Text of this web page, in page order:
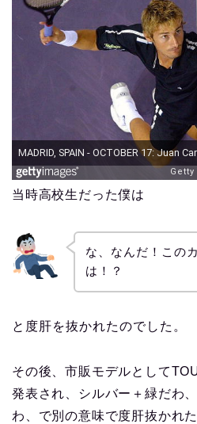
当時高校生だった僕は
な、なんだ！この
は！？
と度肝を抜かれたのでした。
その後、市販モデルとして
発表され、シルバー＋緑だわ
わ、で別の意味で度肝抜かれ